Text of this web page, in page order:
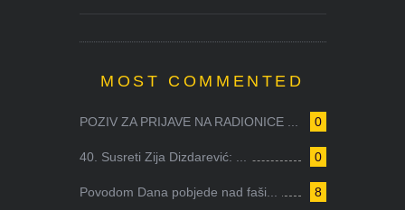
MOST COMMENTED
0
POZIV ZA PRIJAVE NA RADIONICE ...
0
40. Susreti Zija Dizdarević: ...
8
Povodom Dana pobjede nad faši...